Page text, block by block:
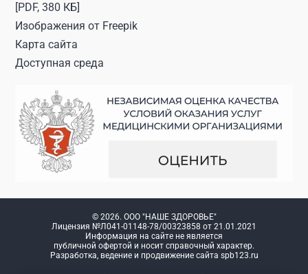
[PDF, 380 КБ]
Изображения от Freepik
Карта сайта
Доступная среда
© 2026. ООО "НАШЕ ЗДОРОВЬЕ"
Лицензия №Л041-01148-78/00323858 от 21.01.2021
Информация на сайте не является
публичной офертой и носит справочный характер.
Разработка, ведение и продвижение сайта spb123.ru